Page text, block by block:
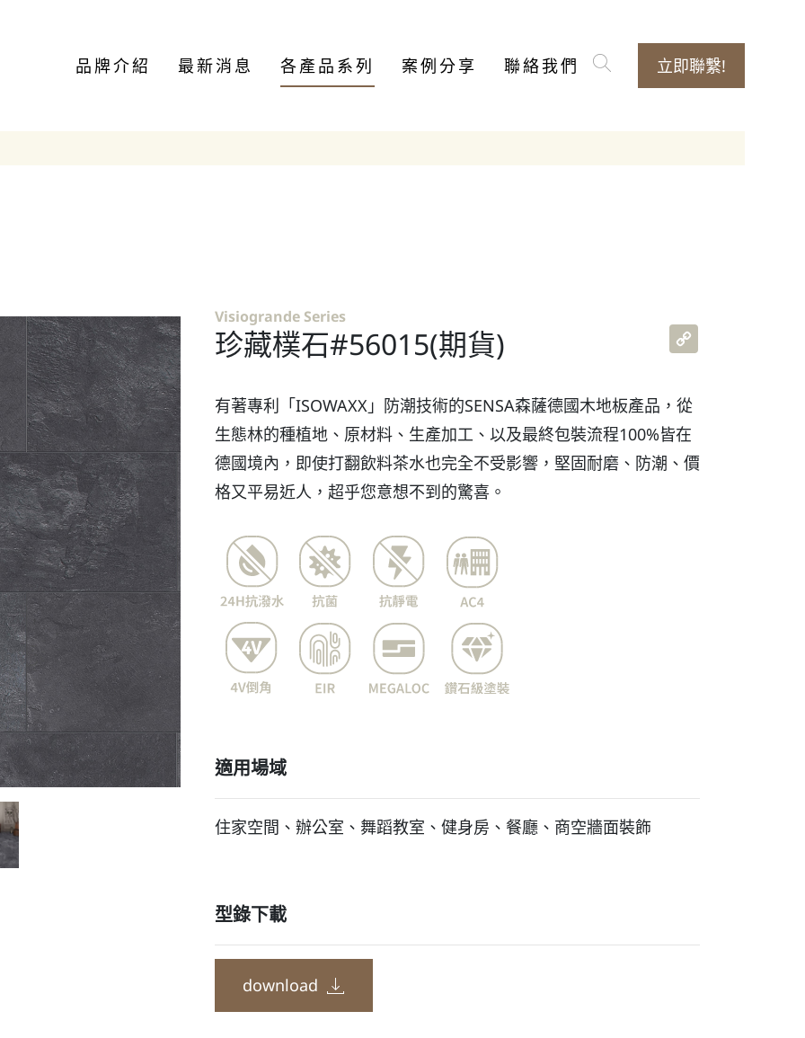
品牌介紹 最新消息 各產品系列 案例分享 聯絡我們 立即聯繫!
Visiogrande Series
珍藏樸石#56015(期貨)
有著專利「ISOWAXX」防潮技術的SENSA森薩德國木地板產品，從
生態林的種植地、原材料、生產加工、以及最終包裝流程100%皆在
德國境內，即使打翻飲料茶水也完全不受影響，堅固耐磨、防潮、價
格又平易近人，超乎您意想不到的驚喜。
適用場域
住家空間、辦公室、舞蹈教室、健身房、餐廳、商空牆面裝飾
型錄下載
download